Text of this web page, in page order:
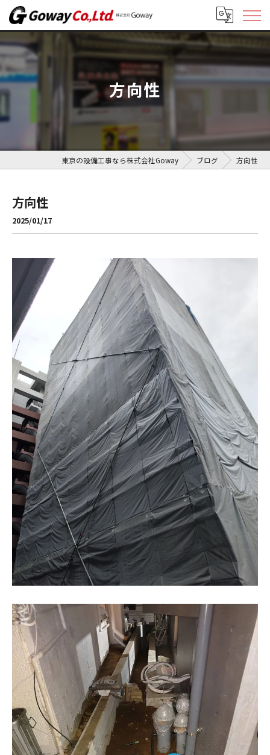
方向性
東京の設備工事なら株式会社Goway ブログ 方向性
方向性
2025/01/17